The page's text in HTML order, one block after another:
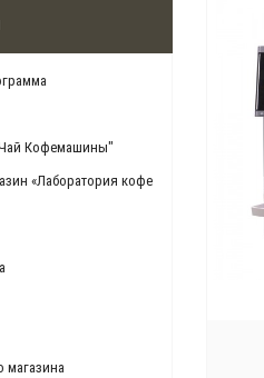
Кофемашины"
«Лаборатория кофе
магазина